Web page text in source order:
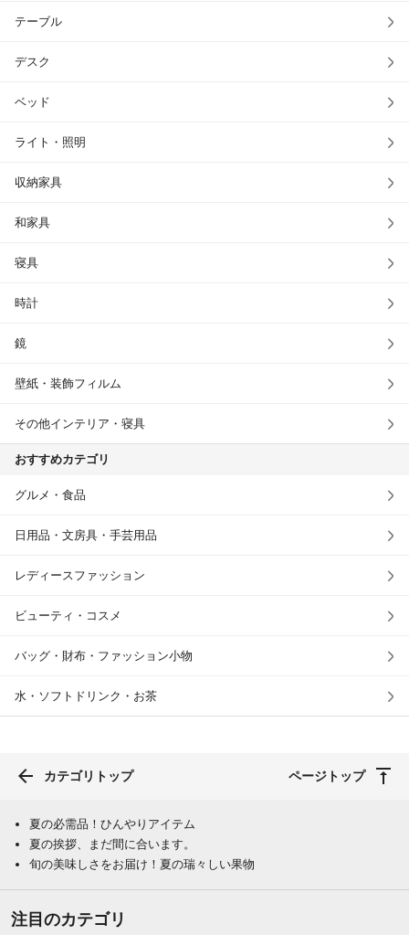
テーブル
デスク
ベッド
ライト・照明
収納家具
和家具
寝具
時計
鏡
壁紙・装飾フィルム
その他インテリア・寝具
おすすめカテゴリ
グルメ・食品
日用品・文房具・手芸用品
レディースファッション
ビューティ・コスメ
バッグ・財布・ファッション小物
水・ソフトドリンク・お茶
カテゴリトップ ページトップ
夏の必需品！ひんやりアイテム
夏の挨拶、まだ間に合います。
旬の美味しさをお届け！夏の瑞々しい果物
注目のカテゴリ